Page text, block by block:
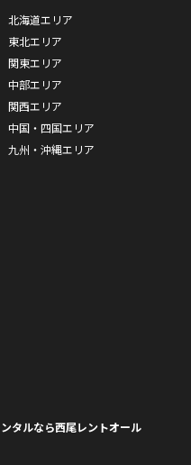
北海道エリア
東北エリア
関東エリア
中部エリア
関西エリア
中国・四国エリア
九州・沖縄エリア
タルなら西尾レントオール